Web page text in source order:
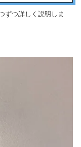
ずつ詳しく説明しま